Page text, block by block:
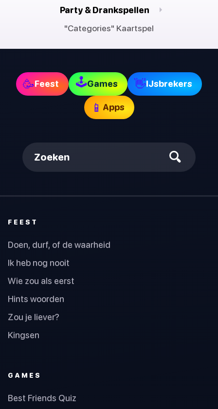
Party & Drankspellen
"Categories" Kaartspel
🥳Feest 🕹Games 👋IJsbrekers
📱 Apps
Zoeken
FEEST
Doen, durf, of de waarheid
Ik heb nog nooit
Wie zou als eerst
Hints woorden
Zou je liever?
Kingsen
GAMES
Best Friends Quiz